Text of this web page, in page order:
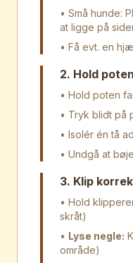
• Små hunde:
at ligge på
• Få evt. en
2. Hold
• Hold poten
• Tryk blidt
• Isolér én tå
• Undgå at
3. Klip
• Hold
skråt)
• Lyse negle:
område)